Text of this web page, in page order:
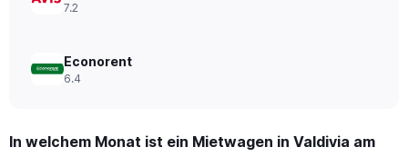
7.2
Econorent
6.4
In welchem Monat ist ein Mietwagen in Valdivia am